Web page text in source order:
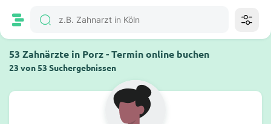
53 Zahnärzte in Porz - Termin online buchen
23 von 53 Suchergebnissen